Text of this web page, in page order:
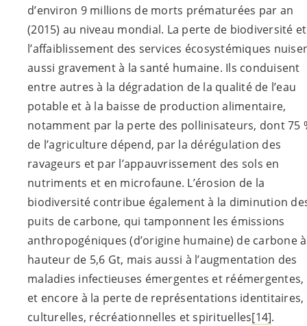
d’environ 9 millions de morts prématurées par an
(2015) au niveau mondial. La perte de biodiversité et
l’affaiblissement des services écosystémiques
aussi gravement à la santé humaine. Ils conduisent
entre autres à la dégradation de la qualité de l’eau
potable et à la baisse de production alimentaire,
notamment par la perte des pollinisateurs, dont 75
de l’agriculture dépend, par la dérégulation des
ravageurs et par l’appauvrissement des sols en
nutriments et en microfaune. L’érosion de la
biodiversité contribue également à la diminution
puits de carbone, qui tamponnent les émissions
anthropogéniques (d’origine humaine) de carbone à
hauteur de 5,6 Gt, mais aussi à l’augmentation des
maladies infectieuses émergentes et réémergentes,
et encore à la perte de représentations identitaires,
culturelles, récréationnelles et spirituelles[14].